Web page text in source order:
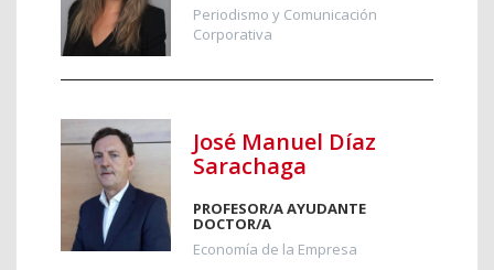
Periodismo y Comunicación
Corporativa
José Manuel Díaz
Sarachaga
PROFESOR/A AYUDANTE
DOCTOR/A
Economía de la Empresa